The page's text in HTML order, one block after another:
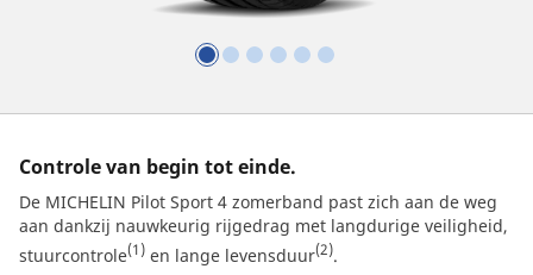
Controle van begin tot einde.
De MICHELIN Pilot Sport 4 zomerband past zich aan de weg
aan dankzij nauwkeurig rijgedrag met langdurige veiligheid,
stuurcontrole(1) en lange levensduur(2).